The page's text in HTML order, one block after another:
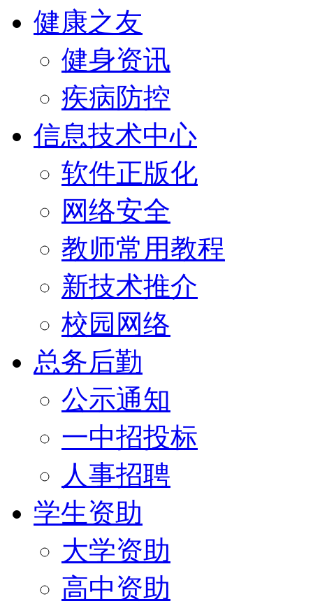
健康之友
健身资讯
疾病防控
信息技术中心
软件正版化
网络安全
教师常用教程
新技术推介
校园网络
总务后勤
公示通知
一中招投标
人事招聘
学生资助
大学资助
高中资助